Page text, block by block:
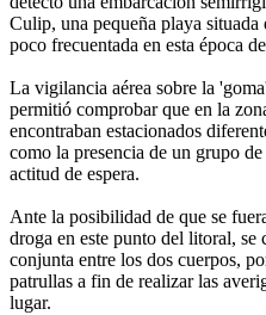
Culip, una pequeña playa situada
poco frecuentada en esta época
La vigilancia aérea sobre la
permitió comprobar que en la
encontraban estacionados
como la presencia de un grupo
actitud de espera.
Ante la posibilidad de que se
droga en este punto del litoral,
conjunta entre los dos cuerpos,
patrullas a fin de realizar las
lugar.